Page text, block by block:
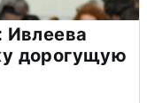
Ивлеева
дорогущую